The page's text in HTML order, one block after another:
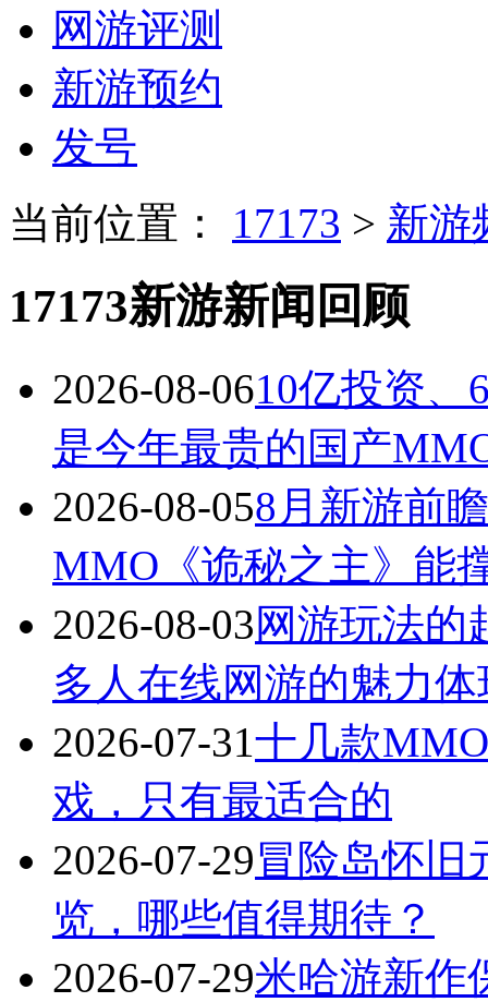
网游评测
新游预约
发号
当前位置： 17173 > 新游
17173新游新闻回顾
2026-08-0610亿投资、
是今年最贵的国产
2026-08-058月新游前
MMO《诡秘之主》能
2026-08-03网游玩法的
多人在线网游的魅力
2026-07-31十几款
戏，只有最适合的
2026-07-29冒险岛怀旧
览，哪些值得期待？
2026-07-29米哈游新作